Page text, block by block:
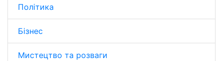
Політика
Бізнес
Мистецтво та розваги